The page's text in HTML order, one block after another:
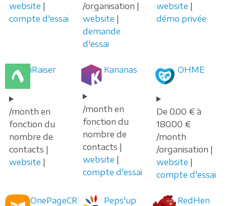
website |
compte d'essai
/organisation |
website |
demande
d'essai
website |
démo privée
iRaiser
/month en
fonction du
nombre de
contacts |
website |
Kananas
/month en
fonction du
nombre de
contacts |
website |
compte d'essai
OHME
De 0.00 € à
180.00 €
/month
/organisation |
website |
compte d'essai
OnePageCRM Peps'up
RedHen